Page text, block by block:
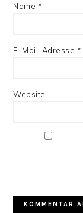
Name *
E-Mail-Adresse *
Website